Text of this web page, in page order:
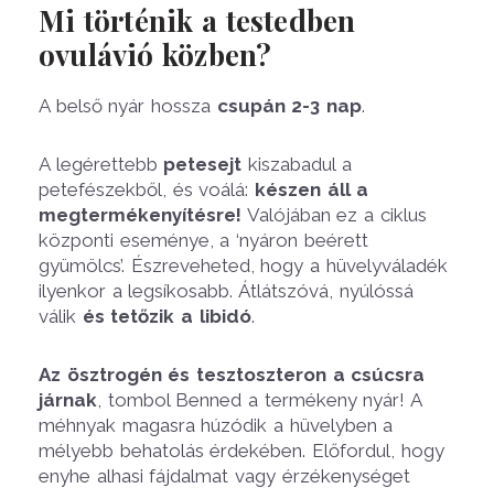
Mi történik a testedben
ovulávió közben?
A belső nyár hossza csupán 2-3 nap.
A legérettebb petesejt kiszabadul a
petefészekből, és voálá: készen áll a
megtermékenyítésre! Valójában ez a ciklus
központi eseménye, a ‘nyáron beérett
gyümölcs’. Észreveheted, hogy a hüvelyváladék
ilyenkor a legsíkosabb. Átlátszóvá, nyúlóssá
válik és tetőzik a libidó.
Az ösztrogén és tesztoszteron a csúcsra
járnak , tombol Benned a termékeny nyár! A
méhnyak magasra húzódik a hüvelyben a
mélyebb behatolás érdekében. Előfordul, hogy
enyhe alhasi fájdalmat vagy érzékenységet